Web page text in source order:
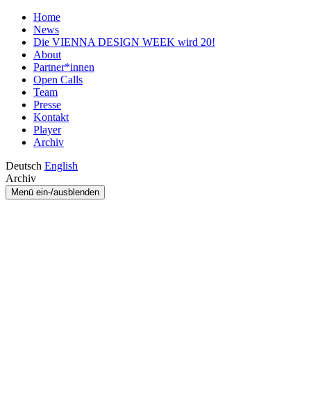
Home
News
Die VIENNA DESIGN WEEK wird 20!
About
Partner*innen
Open Calls
Team
Presse
Kontakt
Player
Archiv
Deutsch English
Archiv
Menü ein-/ausblenden